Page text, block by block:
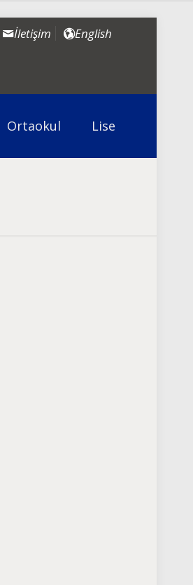
İletişim English
Ortaokul Lise